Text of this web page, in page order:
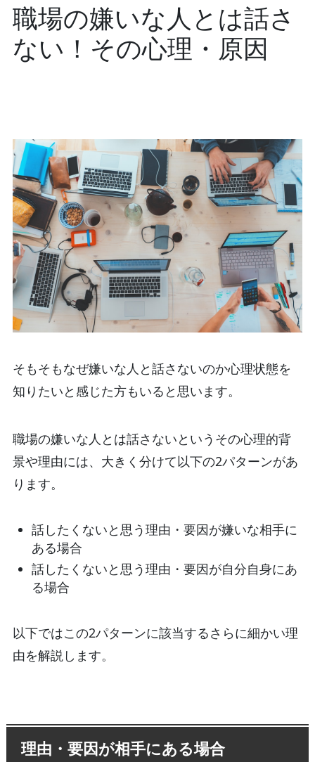
職場の嫌いな人とは話さ
ない！その心理・原因
そもそもなぜ嫌いな人と話さないのか心理状態を
知りたいと感じた方もいると思います。
職場の嫌いな人とは話さないというその心理的背
景や理由には、大きく分けて以下の2パターンがあ
ります。
話したくないと思う理由・要因が嫌いな相手に
ある場合
話したくないと思う理由・要因が自分自身にあ
る場合
以下ではこの2パターンに該当するさらに細かい理
由を解説します。
理由・要因が相手にある場合